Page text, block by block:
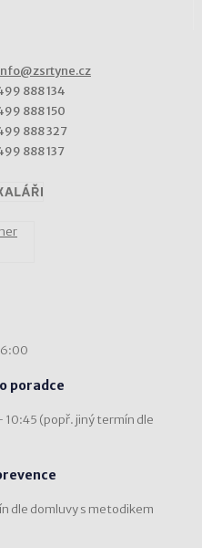
888 134
888 150
888 327
888 137
poradce
(popř. jiný termín dle
dle domluvy s metodikem